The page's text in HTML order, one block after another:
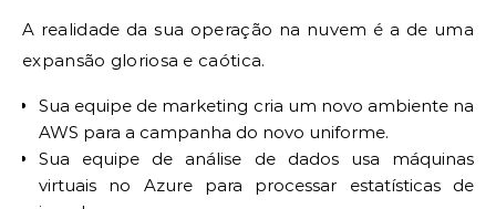
A realidade da sua operação na nuvem é a de uma
expansão gloriosa e caótica.
Sua equipe de marketing cria um novo ambiente na
AWS para a campanha do novo uniforme.
Sua equipe de análise de dados usa máquinas
virtuais no Azure para processar estatísticas de